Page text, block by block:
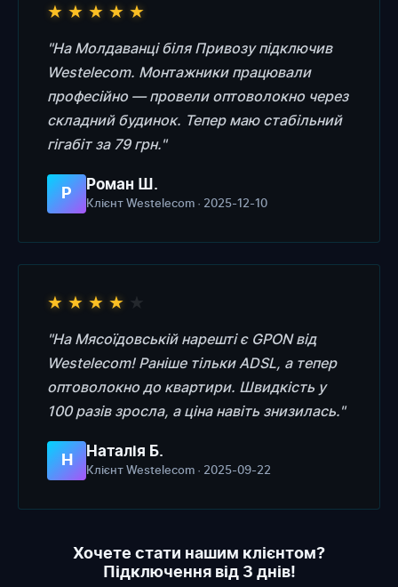
★ ★ ★ ★ ★
"На Молдаванці біля Привозу підключив
Westelecom. Монтажники працювали
професійно — провели оптоволокно через
складний будинок. Тепер маю стабільний
гігабіт за 79 грн."
Р
Роман Ш.
Клієнт Westelecom · 2025-12-10
★ ★ ★ ★ ★
"На Мясоїдовській нарешті є GPON від
Westelecom! Раніше тільки ADSL, а тепер
оптоволокно до квартири. Швидкість у
100 разів зросла, а ціна навіть знизилась."
Н
Наталія Б.
Клієнт Westelecom · 2025-09-22
Хочете стати нашим клієнтом?
Підключення від 3 днів!